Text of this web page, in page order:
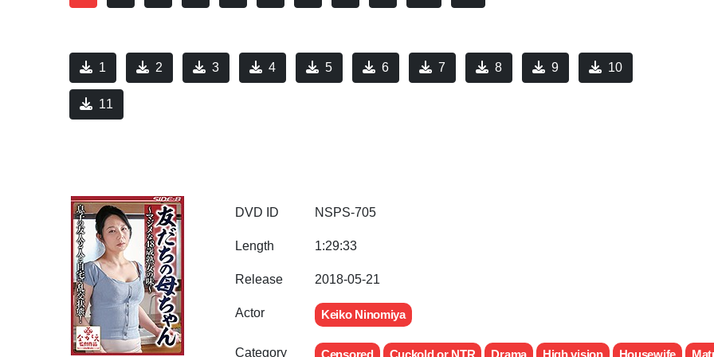
1 2 3 4 5 6 7 8 9 10
11
DVD ID NSPS-705
Length 1:29:33
Release 2018-05-21
Actor Keiko Ninomiya
Category